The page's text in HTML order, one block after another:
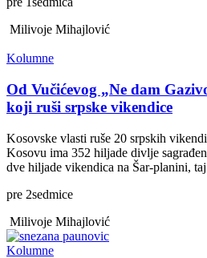
Milivoje Mihajlović
Kolumne
Od Vučićevog „Ne dam
koji ruši srpske vikendice
Kosovske vlasti ruše 20 srpskih
Kosovu ima 352 hiljade divlje
dve hiljade vikendica na Šar-planini,
pre 2sedmice
Milivoje Mihajlović
Kolumne